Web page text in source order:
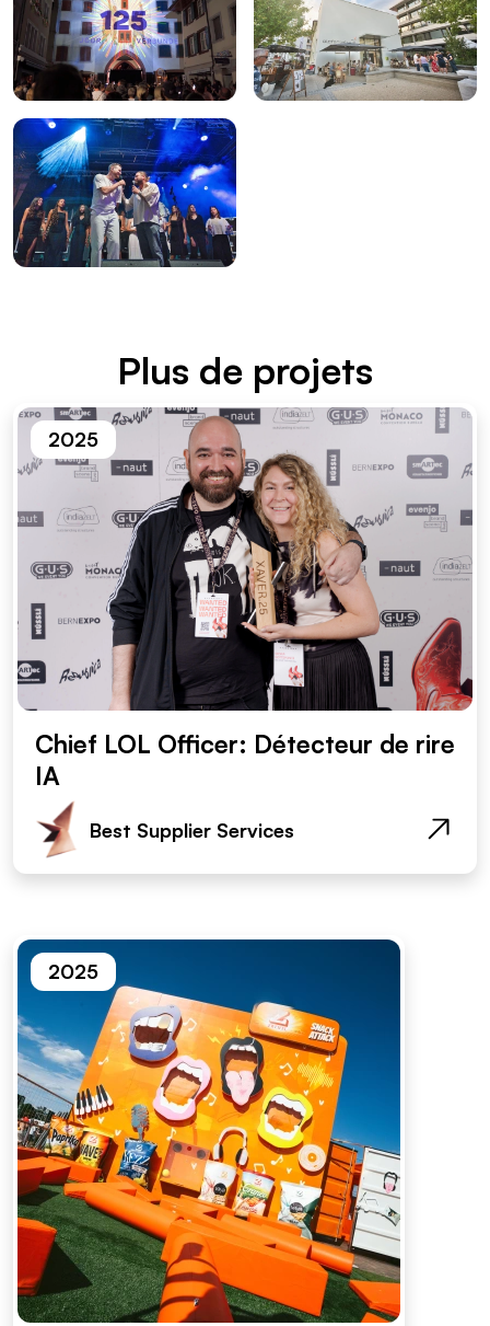
Plus de projets
2025
Chief LOL Officer: Détecteur de rire
IA
Best Supplier Services
2025